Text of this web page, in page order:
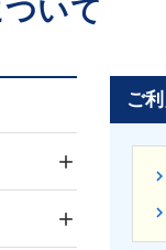
いて
ご